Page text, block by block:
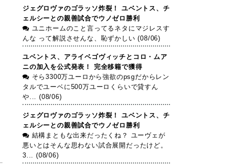
ジェグロヴァのゴラッソ炸裂！ ユベントス、チ
ェルシーとの親善試合でウノゼロ勝利
ユニホームのこと言ってるネタにマジレスす
んな って解説させんな、恥ずかしい (08/06)
ユベントス、アライベゴヴィッチとコロ・ムア
ニの加入を公式発表！ 完全移籍で獲得
そら3300万ユーロから強欲のpsgだからレン
タルでユーベに500万ユーロくらいで貸すん
や... (08/06)
ジェグロヴァのゴラッソ炸裂！ ユベントス、チ
ェルシーとの親善試合でウノゼロ勝利
結構まともな出来だったくね？ ユーヴェが
悪いとはそんな思わない試合展開だったけど。
3... (08/06)